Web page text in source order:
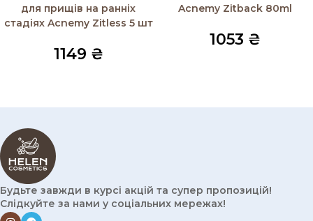
для прищів на ранніх
стадіях Acnemy Zitless 5 шт
1149 ₴
Acnemy Zitback 80ml
1053 ₴
Будьте завжди в курсі акцій та супер пропозицій!
Слідкуйте за нами у соціальних мережах!